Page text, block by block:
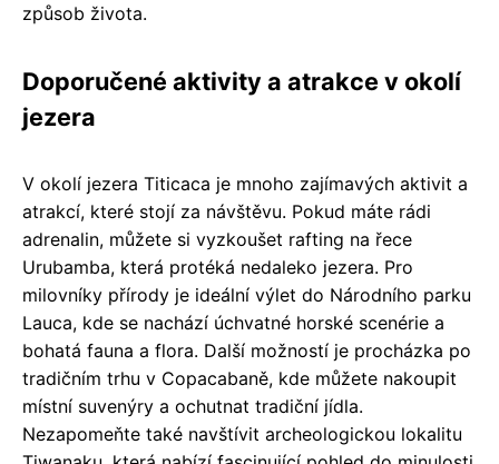
způsob života.
Doporučené aktivity a atrakce v okolí
jezera
V okolí jezera Titicaca je mnoho zajímavých aktivit a
atrakcí, které stojí za návštěvu. Pokud máte rádi
adrenalin, můžete si vyzkoušet rafting na řece
Urubamba, která protéká nedaleko jezera. Pro
milovníky přírody je ideální výlet do Národního parku
Lauca, kde se nachází úchvatné horské scenérie a
bohatá fauna a flora. Další možností je procházka po
tradičním trhu v Copacabaně, kde můžete nakoupit
místní suvenýry a ochutnat tradiční jídla.
Nezapomeňte také navštívit archeologickou lokalitu